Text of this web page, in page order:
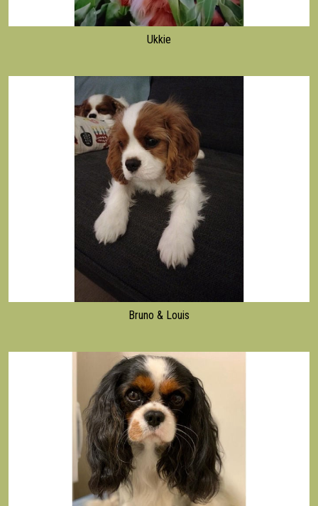
Ukkie
Bruno & Louis